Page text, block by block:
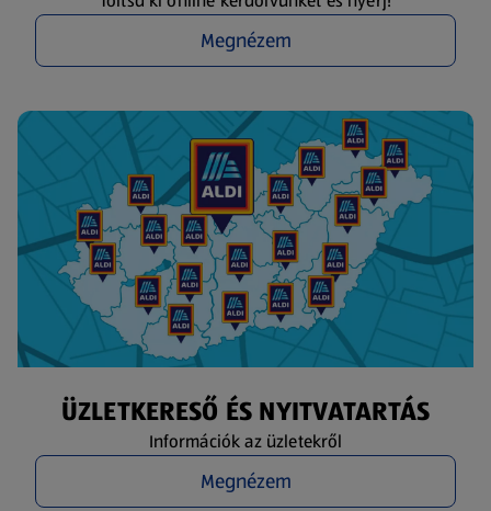
Megnézem
ÜZLETKERESŐ ÉS NYITVATARTÁS
Információk az üzletekről
Megnézem